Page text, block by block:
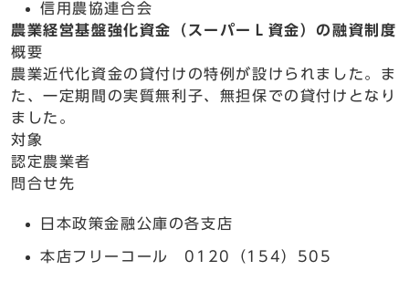
信用農協連合会
農業経営基盤強化資金（スーパーＬ資金）の融資制度
概要
農業近代化資金の貸付けの特例が設けられました。ま
た、一定期間の実質無利子、無担保での貸付けとなり
ました。
対象
認定農業者
問合せ先
日本政策金融公庫の各支店
本店フリーコール 0120（154）505